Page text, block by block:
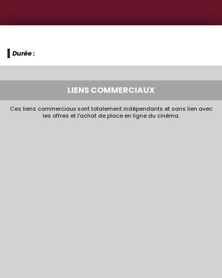
Durée :
LIENS COMMERCIAUX
Ces liens commerciaux sont totalement indépendants et sans lien avec
les offres et l'achat de place en ligne du cinéma.